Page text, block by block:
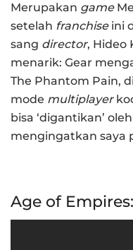
Merupakan game
setelah franchiseini
sang director, Hideo
menarik: Gear
The Phantom Pain,
mode multiplayer
bisa ‘digantikan’
mengingatkan saya
Age of